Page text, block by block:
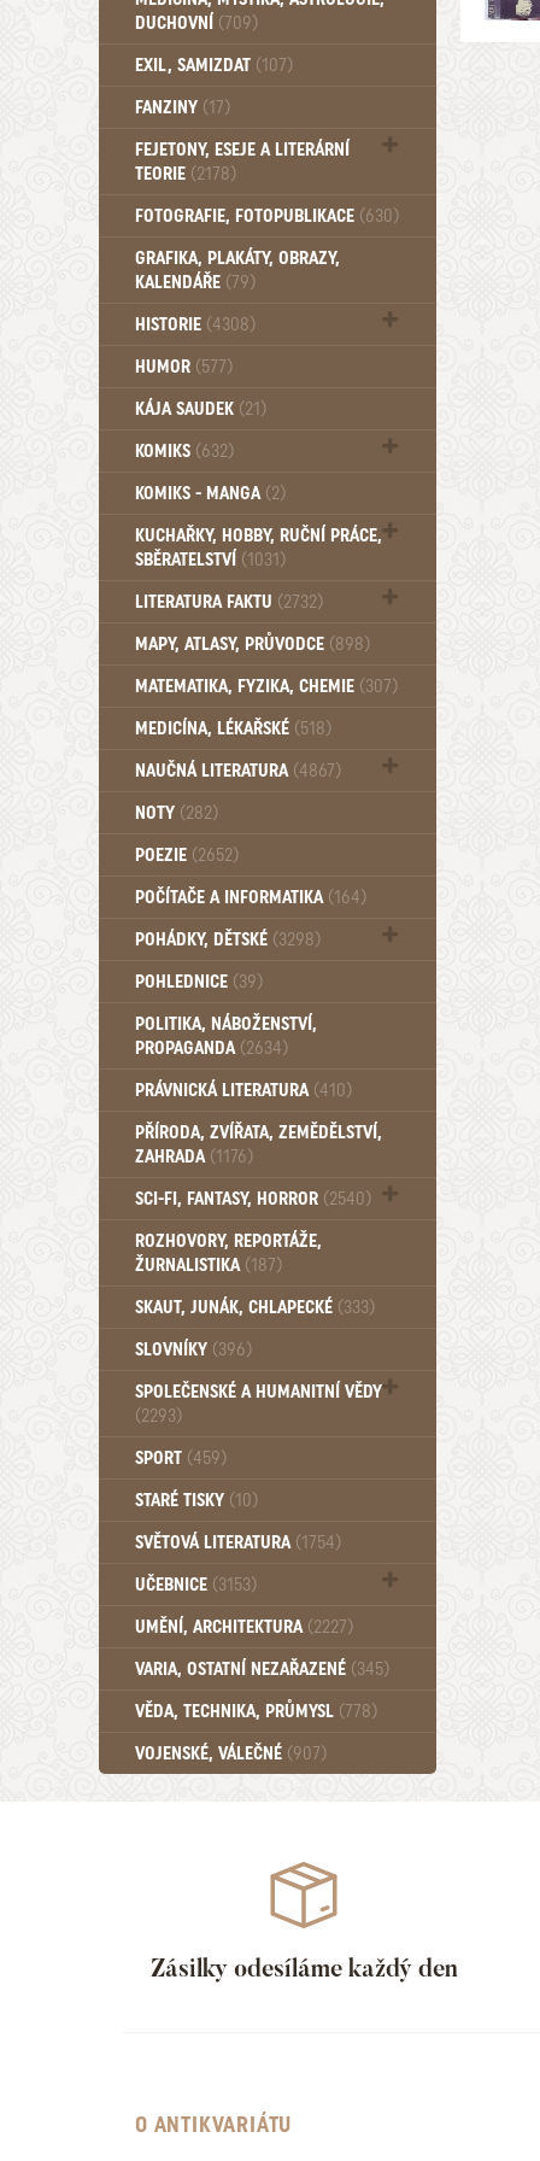
DUCHOVNÍ (709)
Okultismus (110)
EXIL, SAMIZDAT (107)
FANZINY (17)
FEJETONY, ESEJE A LITERÁRNÍ
TEORIE (2178)
Citáty, aforismy, snáře, přísloví,
FOTOGRAFIE, FOTOPUBLIKACE (630)
GRAFIKA, PLAKÁTY, OBRAZY,
KALENDÁŘE (79)
HISTORIE (4308)
Mytologie, Mýty, Báje, Pověsti (203)
HUMOR (577)
KÁJA SAUDEK (21)
KOMIKS (632)
Komiks - Čtyřlístek (234)
KOMIKS - MANGA (2)
KUCHAŘKY, HOBBY, RUČNÍ PRÁCE,
SBĚRATELSTVÍ (1031)
Dům a byt (102)
LITERATURA FAKTU (2732)
Katalogy (503)
MAPY, ATLASY, PRŮVODCE (898)
MATEMATIKA, FYZIKA, CHEMIE (307)
MEDICÍNA, LÉKAŘSKÉ (518)
NAUČNÁ LITERATURA (4867)
Zdraví a zdraví životní styl (510)
NOTY (282)
POEZIE (2652)
POČÍTAČE A INFORMATIKA (164)
POHÁDKY, DĚTSKÉ (3298)
Pro děti a mládež (2894)
Pohádky, Dětské - Od roku 1949 (257)
POHLEDNICE (39)
POLITIKA, NÁBOŽENSTVÍ,
PROPAGANDA (2634)
PRÁVNICKÁ LITERATURA (410)
PŘÍRODA, ZVÍŘATA, ZEMĚDĚLSTVÍ,
ZAHRADA (1176)
SCI-FI, FANTASY, HORROR (2540)
UFO (14)
ROZHOVORY, REPORTÁŽE,
ŽURNALISTIKA (187)
SKAUT, JUNÁK, CHLAPECKÉ (333)
SLOVNÍKY (396)
SPOLEČENSKÉ A HUMANITNÍ VĚDY
(2293)
Pedagogika (191)
Psychologie a osobní rozvoj (761)
SPORT (459)
STARÉ TISKY (10)
SVĚTOVÁ LITERATURA (1754)
UČEBNICE (3153)
Učebnice - Jazykové (1297)
Učebnice - VŠ (259)
Učebnice - ZŠ (556)
Učebnice - Ostatní (499)
UMĚNÍ, ARCHITEKTURA (2227)
VARIA, OSTATNÍ NEZAŘAZENÉ (345)
VĚDA, TECHNIKA, PRŮMYSL (778)
VOJENSKÉ, VÁLEČNÉ (907)
Zásilky odesíláme každý den
O ANTIKVARIÁTU